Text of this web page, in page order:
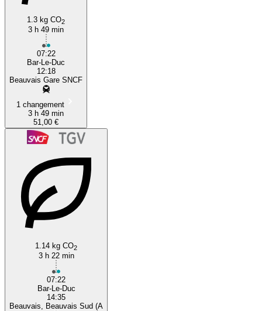
1.3 kg CO2
3 h 49 min
07:22
Bar-Le-Duc
12:18
Beauvais Gare SNCF
1 changement
3 h 49 min
51,00 €
1.14 kg CO2
3 h 22 min
07:22
Bar-Le-Duc
14:35
Beauvais, Beauvais Sud (A